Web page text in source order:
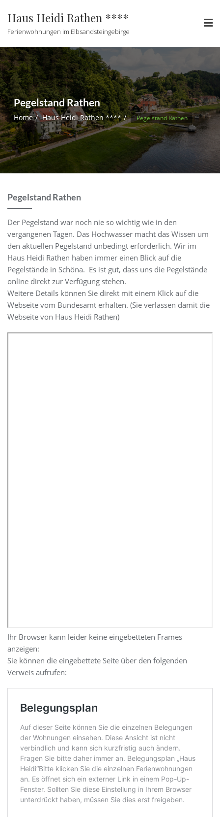
Haus Heidi Rathen ****
Ferienwohnungen im Elbsandsteingebirge
Pegelstand Rathen
Home Haus Heidi Rathen **** Pegelstand Rathen
Pegelstand Rathen
Der Pegelstand war noch nie so wichtig wie in den
vergangenen Tagen. Das Hochwasser macht das Wissen um
den aktuellen Pegelstand unbedingt erforderlich. Wir im
Haus Heidi Rathen haben immer einen Blick auf die
Pegelstände in Schöna. Es ist gut, dass uns die Pegelstände
online direkt zur Verfügung stehen.
Weitere Details können Sie direkt mit einem Klick auf die
Webseite vom Bundesamt erhalten. (Sie verlassen damit die
Webseite von Haus Heidi Rathen)
Ihr Browser kann leider keine eingebetteten Frames
anzeigen:
Sie können die eingebettete Seite über den folgenden
Verweis aufrufen: